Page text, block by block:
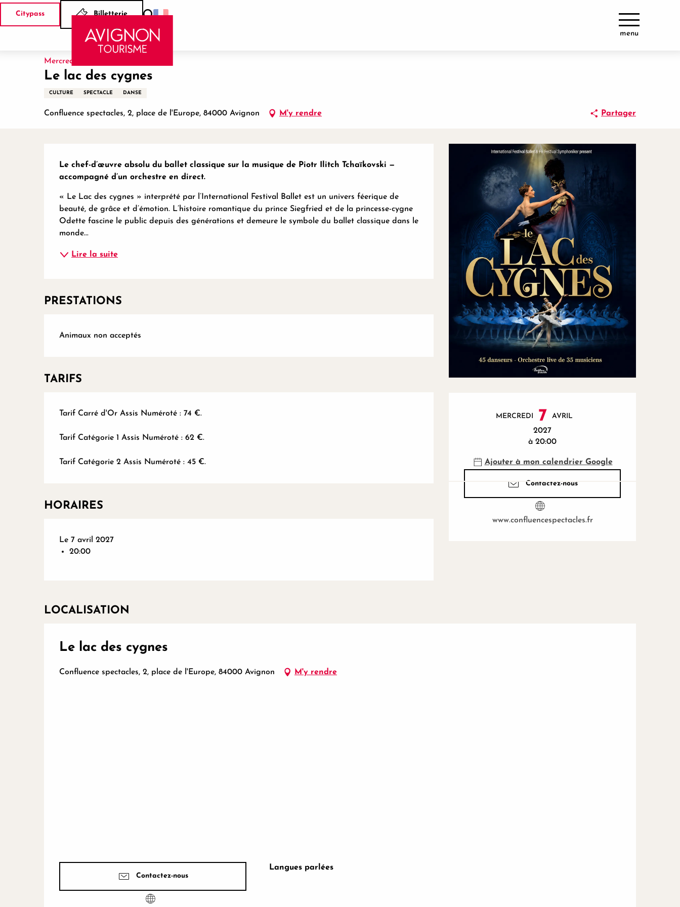
Aller
Citypass Billetterie
Recherche
menu
Accueil Le lac des cygnes
Mercredi 7 avril 2027 à 20:00
Le lac des cygnes
CULTURE SPECTACLE DANSE
Confluence spectacles, 2, place de l'Europe, 84000 Avignon M'y rendre Partager
Ouverture et coordonnées
MERCREDI 7 AVRIL
2027
à 20:00
Ajouter à mon calendrier Google
Contactez-nous
www.confluencespectacles.fr
Description
Le chef-d’œuvre absolu du ballet classique sur la musique de Piotr Ilitch Tchaïkovski —
accompagné d’un orchestre en direct.
« Le Lac des cygnes » interprété par l’International Festival Ballet est un univers féerique de
beauté, de grâce et d’émotion. L’histoire romantique du prince Siegfried et de la princesse-cygne
Odette fascine le public depuis des générations et demeure le symbole du ballet classique dans le
monde...
Lire la suite
PRESTATIONS
Animaux non acceptés
TARIFS
Tarif Carré d'Or Assis Numéroté : 74 €.
Tarif Catégorie 1 Assis Numéroté : 62 €.
Tarif Catégorie 2 Assis Numéroté : 45 €.
HORAIRES
Le 7 avril 2027
20:00
LOCALISATION
Le lac des cygnes
Confluence spectacles, 2, place de l'Europe, 84000 Avignon M'y rendre
Contactez-nous
Langues parlées
Langues parlées